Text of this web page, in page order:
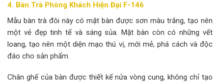
4. Bàn Trà Phòng Khách Hiện Đại F-146
Mẫu bàn trà đôi này có mặt bàn được sơn màu trắng, tạo nên
một vẻ đẹp tinh tế và sáng sủa. Mặt bàn còn có những vết
loang, tạo nên một diện mạo thú vị, mới mẻ, phá cách và độc
đáo cho sản phẩm.
Chân ghế của bàn được thiết kế nửa vòng cung, không chỉ tạo